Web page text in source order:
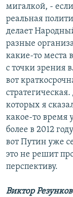
мигалкой, -
реальная
делает
разные
какие-то места
с точки зрения
вот
которых я
какое-то время
более в 2012
вот Путин уже
это не решит
перспективу.
Виктор